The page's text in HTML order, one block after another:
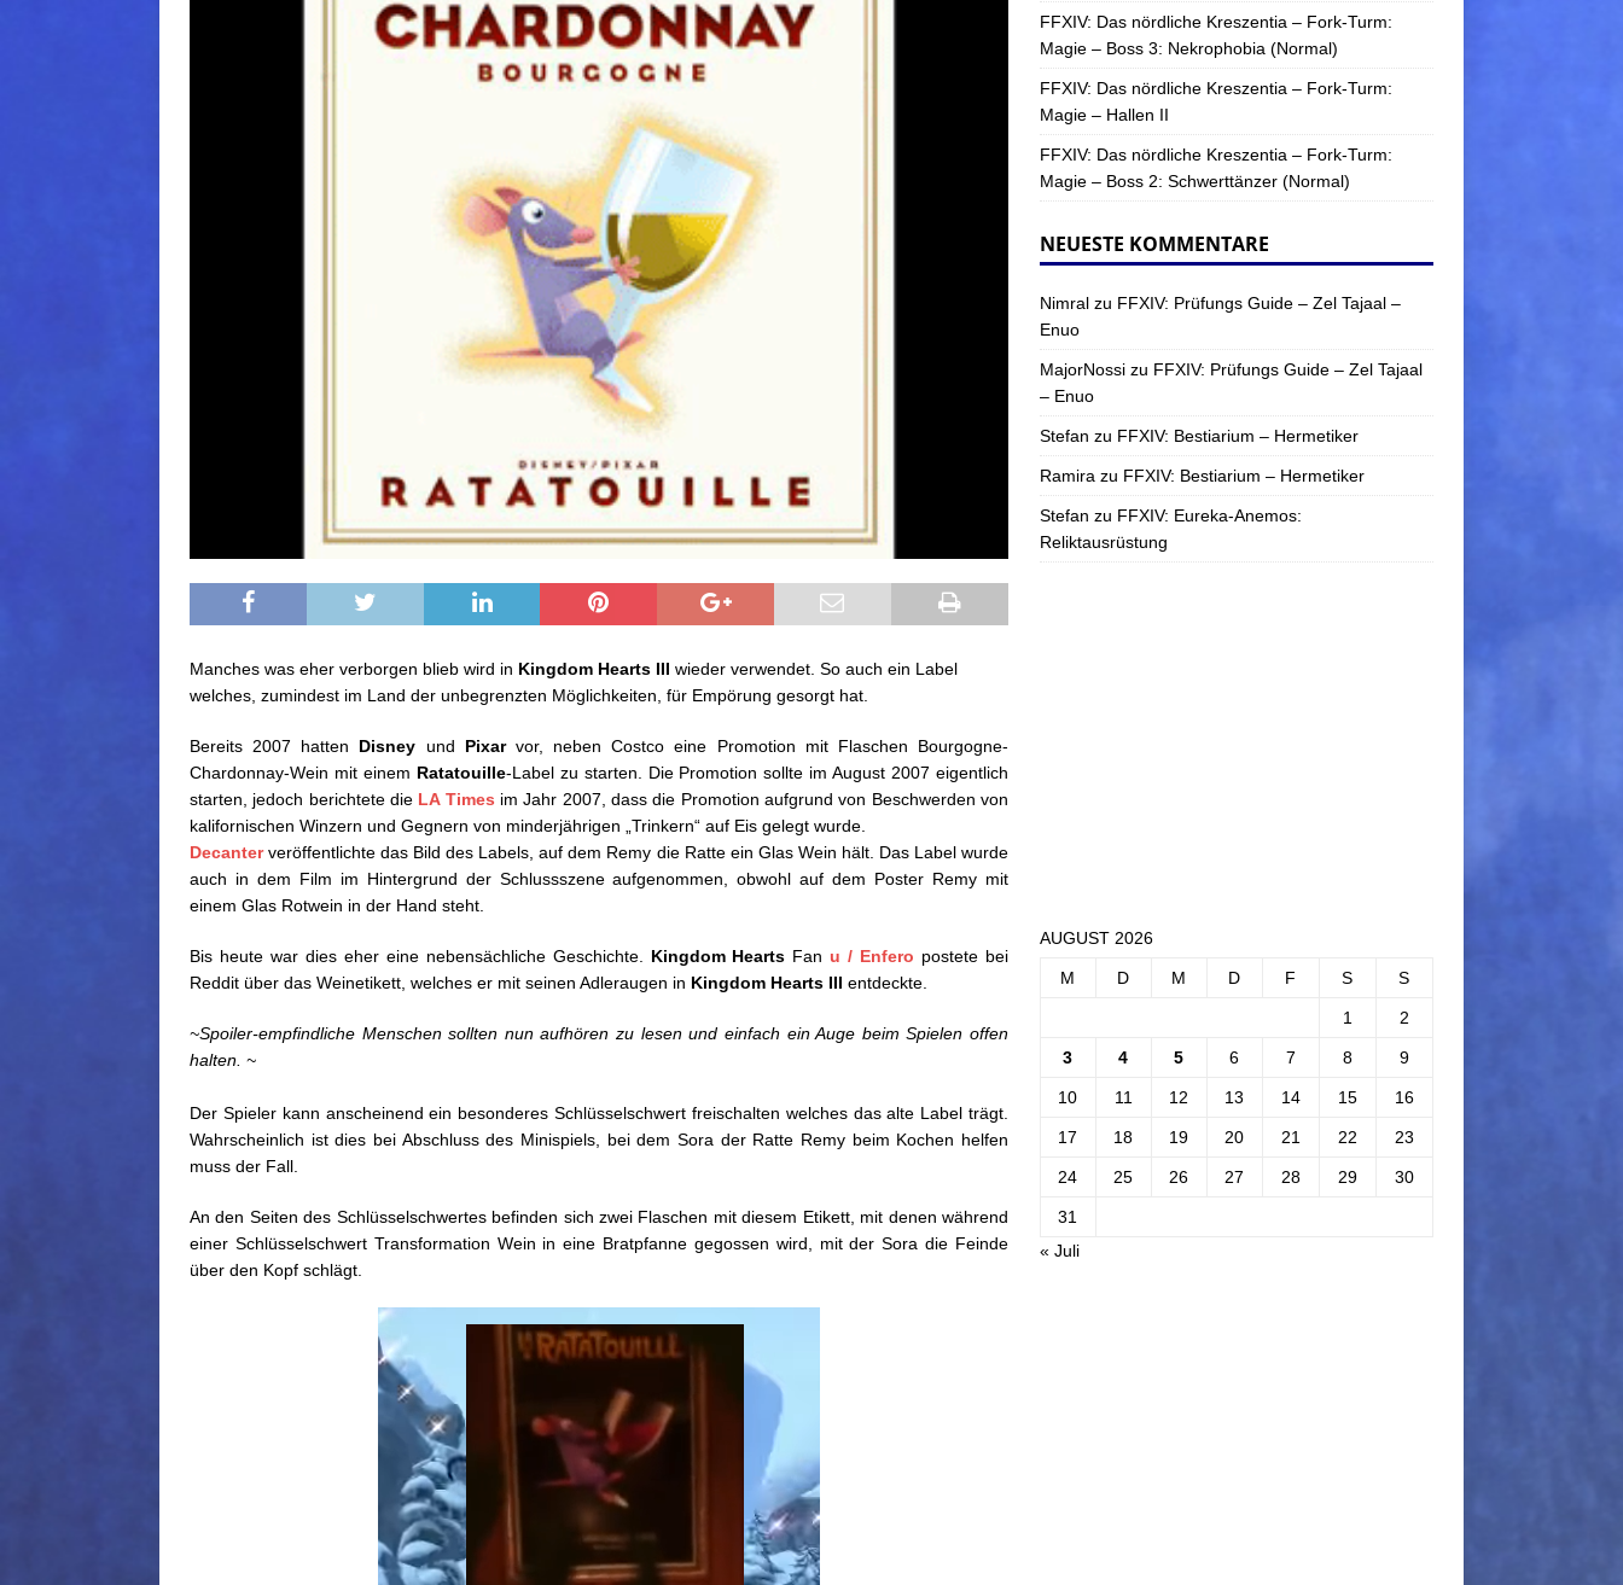
FINAL FANTASY
Manches was eher verborgen blieb wird in Kingdom Hearts III wieder verwendet. So auch ein Label
welches, zumindest im Land der unbegrenzten Möglichkeiten, für Empörung gesorgt hat.
Bereits 2007 hatten Disney und Pixarvor, neben Costco eine Promotion mit Flaschen Bourgogne-
Chardonnay-Wein mit einem Ratatouille-Label zu starten. Die Promotion sollte im August 2007 eigentlich
starten, jedoch berichtete die LA Times im Jahr 2007, dass die Promotion aufgrund von Beschwerden von
kalifornischen Winzern und Gegnern von minderjährigen „Trinkern“ auf Eis gelegt wurde.
Decanterveröffentlichte das Bild des Labels, auf dem Remy die Ratte ein Glas Wein hält. Das Label wurde
auch in dem Film im Hintergrund der Schlussszene aufgenommen, obwohl auf dem Poster Remy mit
einem Glas Rotwein in der Hand steht.
Bis heute war dies eher eine nebensächliche Geschichte. Kingdom Hearts Fan u / Enfero postete bei
Reddit über das Weinetikett, welches er mit seinen Adleraugen in Kingdom Hearts III entdeckte.
~Spoiler-empfindliche Menschen sollten nun aufhören zu lesen und einfach ein Auge beim Spielen offen
halten. ~
Der Spieler kann anscheinend ein besonderes Schlüsselschwert freischalten welches das alte Label trägt.
Wahrscheinlich ist dies bei Abschluss des Minispiels, bei dem Sora der Ratte Remy beim Kochen helfen
muss der Fall.
An den Seiten des Schlüsselschwertes befinden sich zwei Flaschen mit diesem Etikett, mit denen während
einer Schlüsselschwert Transformation Wein in eine Bratpfanne gegossen wird, mit der Sora die Feinde
über den Kopf schlägt.
FFXIV: Das nördliche Kreszentia – Fork-Turm:
Magie – Boss 3: Nekrophobia (Normal)
FFXIV: Das nördliche Kreszentia – Fork-Turm:
Magie – Hallen II
FFXIV: Das nördliche Kreszentia – Fork-Turm:
Magie – Boss 2: Schwerttänzer (Normal)
NEUESTE KOMMENTARE
Nimralzu FFXIV: Prüfungs Guide – Zel Tajaal –
Enuo
MajorNossizu FFXIV: Prüfungs Guide – Zel Tajaal
– Enuo
Stefan zu FFXIV: Bestiarium – Hermetiker
Ramira zu FFXIV: Bestiarium – Hermetiker
Stefan zu FFXIV: Eureka-Anemos:
Reliktausrüstung
AUGUST 2026
M D M D F S S
1 2
3 4 5 6 7 8 9
10 11 12 13 14 15 16
17 18 19 20 21 22 23
24 25 26 27 28 29 30
31
« Juli